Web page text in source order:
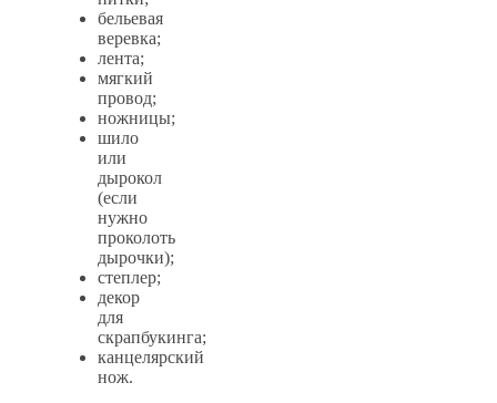
бельевая
веревка;
лента;
мягкий
провод;
ножницы;
шило
или
дырокол
(если
нужно
проколоть
дырочки);
степлер;
декор
для
скрапбукинга;
канцелярский
нож.